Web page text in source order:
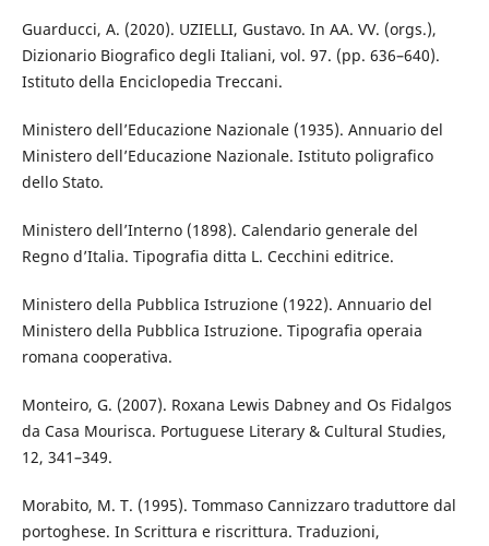
Guarducci, A. (2020). UZIELLI, Gustavo. In AA. VV. (orgs.),
Dizionario Biografico degli Italiani, vol. 97. (pp. 636–640).
Istituto della Enciclopedia Treccani.
Ministero dell’Educazione Nazionale (1935). Annuario del
Ministero dell’Educazione Nazionale. Istituto poligrafico
dello Stato.
Ministero dell’Interno (1898). Calendario generale del
Regno d’Italia. Tipografia ditta L. Cecchini editrice.
Ministero della Pubblica Istruzione (1922). Annuario del
Ministero della Pubblica Istruzione. Tipografia operaia
romana cooperativa.
Monteiro, G. (2007). Roxana Lewis Dabney and Os Fidalgos
da Casa Mourisca. Portuguese Literary & Cultural Studies,
12, 341–349.
Morabito, M. T. (1995). Tommaso Cannizzaro traduttore dal
portoghese. In Scrittura e riscrittura. Traduzioni,